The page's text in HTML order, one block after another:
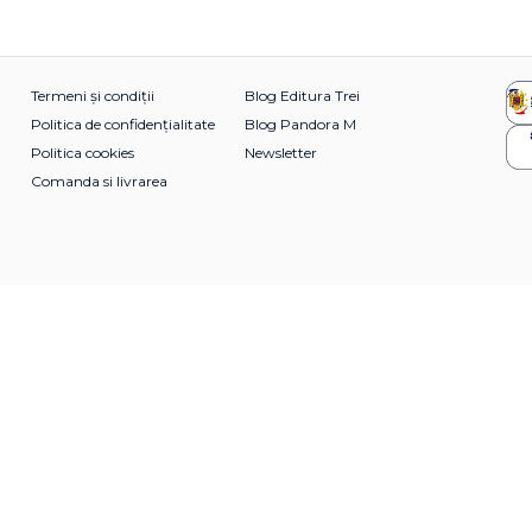
Termeni și condiții
Politica de confidențialitate
Politica cookies
Comanda si livrarea
Blog Editura Trei
Blog Pandora M
Newsletter